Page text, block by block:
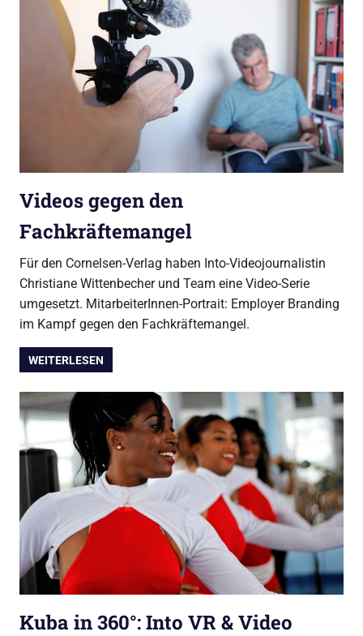
Videos gegen den
Fachkräftemangel
Für den Cornelsen-Verlag haben Into-Videojournalistin
Christiane Wittenbecher und Team eine Video-Serie
umgesetzt. MitarbeiterInnen-Portrait: Employer Branding
im Kampf gegen den Fachkräftemangel.
WEITERLESEN
Kuba in 360°: Into VR & Video